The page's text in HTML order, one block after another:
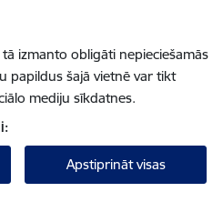
izmanto obligāti nepieciešamās
papildus šajā vietnē var tikt
mediju sīkdatnes.
Apstiprināt visas